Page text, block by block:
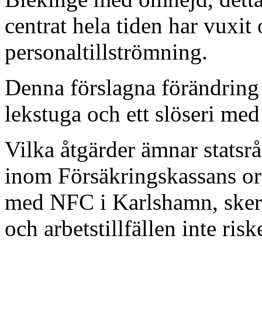
centrat hela tiden har vuxit
personaltillströmning.
Denna förslagna
lekstuga och ett slöseri
Vilka åtgärder ämnar
inom Försäkringskassans
med NFC i Karlshamn,
och arbetstillfällen inte